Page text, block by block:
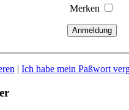
Merken
Anmeldung
| Ich habe mein Paßwort